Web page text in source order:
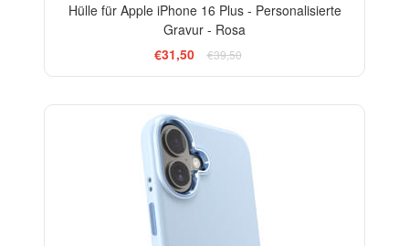
Hülle für Apple iPhone 16 Plus - Personalisierte
Gravur - Rosa
€31,50
€39,50